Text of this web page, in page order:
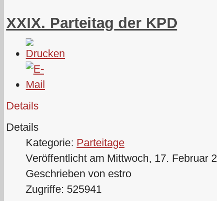
XXIX. Parteitag der KPD
Details
Details
Kategorie: Parteitage
Veröffentlicht am Mittwoch, 17. Februar
Geschrieben von estro
Zugriffe: 525941